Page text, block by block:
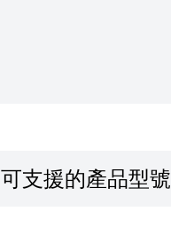
可支援的產品型號